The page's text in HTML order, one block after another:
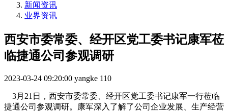
新闻资讯
业界资讯
西安市委常委、经开区党工委书记康军莅
临捷通公司参观调研
2023-03-24 09:20:00 yangke 110
3月21日，西安市委常委、经开区党工委书记康军一行莅临
捷通公司参观调研。康军深入了解了公司企业发展、生产经营